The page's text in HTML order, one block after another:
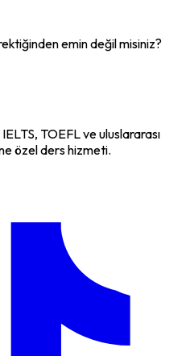
emin değil misiniz?
TOEFL ve uluslararası
özel ders hizmeti.